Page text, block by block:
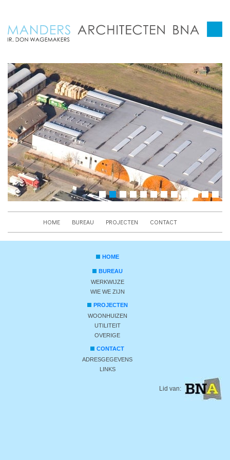
HOME BUREAU PROJECTEN CONTACT
HOME
BUREAU
WERKWIJZE
WIE WE ZIJN
PROJECTEN
WOONHUIZEN
UTILITEIT
OVERIGE
CONTACT
ADRESGEGEVENS
LINKS
Lid van: